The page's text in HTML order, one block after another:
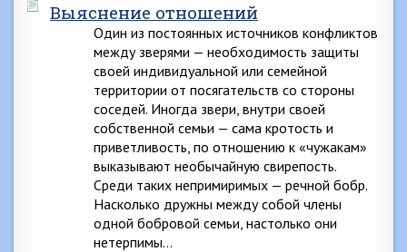
Выяснение отношений
Один из постоянных источников конфликтов
между зверями — необходимость защиты
своей индивидуальной или семейной
территории от посягательств со стороны
соседей. Иногда звери, внутри своей
собственной семьи — сама кротость и
приветливость, по отношению к «чужакам»
выказывают необычайную свирепость.
Среди таких непримиримых — речной бобр.
Насколько дружны между собой члены
одной бобровой семьи, настолько они
нетерпимы…